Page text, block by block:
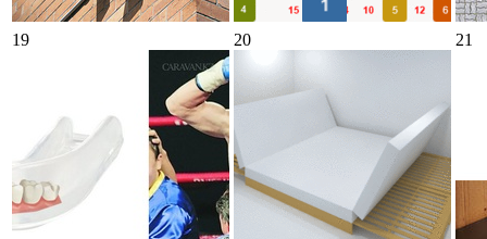
19 20 21